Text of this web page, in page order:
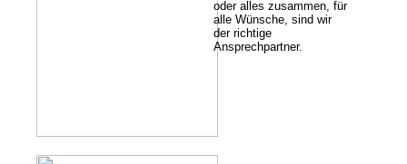
oder alles zusammen, für
alle Wünsche, sind wir
der richtige
Ansprechpartner.